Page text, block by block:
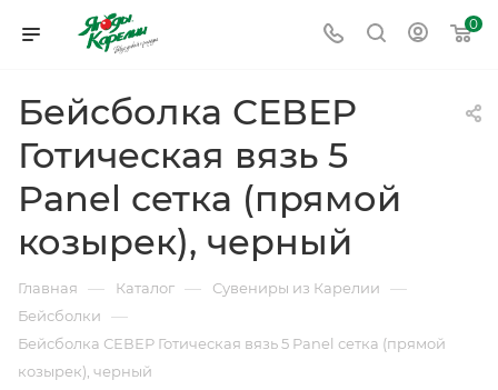
0
Бейсболка СЕВЕР
Готическая вязь 5
Panel сетка (прямой
козырек), черный
Главная — Каталог — Сувениры из Карелии —
Бейсболки —
Бейсболка СЕВЕР Готическая вязь 5 Panel сетка (прямой
козырек), черный